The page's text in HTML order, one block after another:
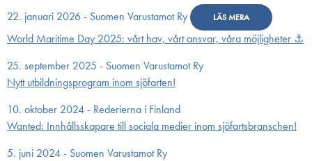
22. januari 2026 - Suomen Varustamot Ry LÄS MERA
World Maritime Day 2025: vårt hav, vårt ansvar, våra möjligheter ⚓️
25. september 2025 - Suomen Varustamot Ry
Nytt utbildningsprogram inom sjöfarten!
10. oktober 2024 - Rederierna i Finland
Wanted: Innhållsskapare till sociala medier inom sjöfartsbranschen!
5. juni 2024 - Suomen Varustamot Ry